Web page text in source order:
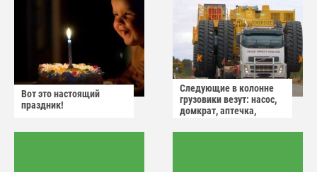
Вот это настоящий
праздник!
Следующие в колонне
грузовики везут: насос,
домкрат, аптечка,